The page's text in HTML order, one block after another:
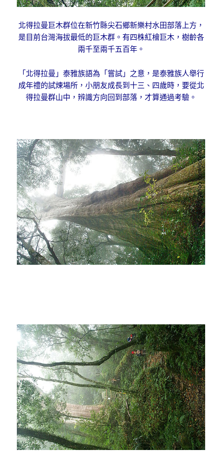
北得拉曼巨木群位在新竹縣尖石鄉新樂村水田部落上方，
是目前台灣海拔最低的巨木群。有四株紅檜巨木，樹齡各
兩千至兩千五百年。
「北得拉曼」泰雅族語為「嘗試」之意，是泰雅族人舉行
成年禮的試煉場所，小朋友成長到十三、四歲時，要從北
得拉曼群山中，辨識方向回到部落，才算通過考驗。